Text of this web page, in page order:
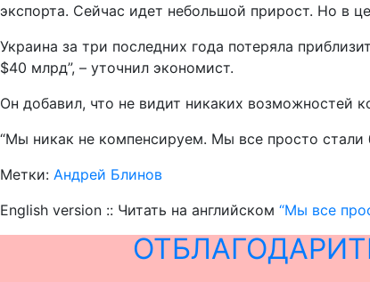
экспорта. Сейчас идет небольшой прирост. Но в
Украина за три последних года потеряла
$40 млрд”, – уточнил экономист.
Он добавил, что не видит никаких возможностей
“Мы никак не компенсируем. Мы все просто стали
Метки: Андрей Блинов
English version :: Читать на английском “Мы все